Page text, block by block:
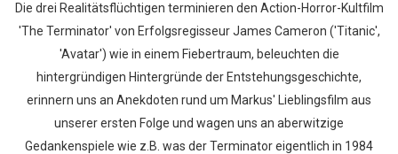
Die drei Realitätsflüchtigen terminieren den Action-Horror-Kultfilm
'The Terminator' von Erfolgsregisseur James Cameron ('Titanic',
'Avatar') wie in einem Fiebertraum, beleuchten die
hintergründigen Hintergründe der Entstehungsgeschichte,
erinnern uns an Anekdoten rund um Markus' Lieblingsfilm aus
unserer ersten Folge und wagen uns an aberwitzige
Gedankenspiele wie z.B. was der Terminator eigentlich in 1984